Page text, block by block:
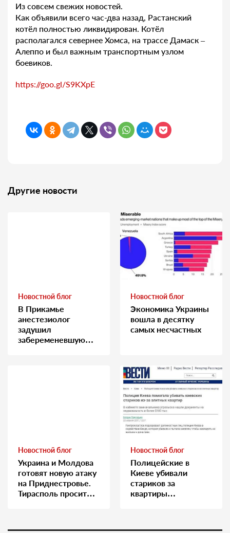
Из совсем свежих новостей.
Как объявили всего час-два назад, Растанский
котёл полностью ликвидирован. Котёл
располагался севернее Хомса, на трассе Дамаск –
Алеппо и был важным транспортным узлом
боевиков.
https://goo.gl/S9KXpE
Другие новости
Новостной блог
В Прикамье
анестезиолог
задушил
забеременевшую
Новостной блог
Экономика Украины
вошла в десятку
самых несчастных
Новостной блог
Украина и Молдова
готовят новую атаку
на Приднестровье.
Тирасполь просит
Новостной блог
Полицейские в
Киеве убивали
стариков за
квартиры…